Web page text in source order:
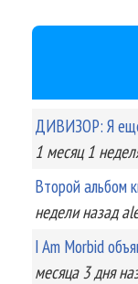
ДИВИЗОР: Я еще
1 месяц 1
Второй альбом
неделиназад
I Am Morbid
месяца 3 дня